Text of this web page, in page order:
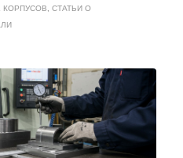
КОРПУСОВ СТАТЬИ О